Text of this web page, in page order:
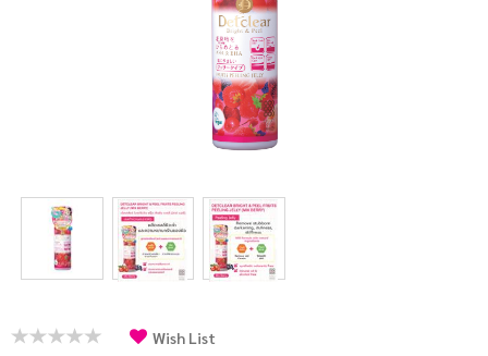
รีวิว
สิทธิประโยชน์สมาชิก
Wish List